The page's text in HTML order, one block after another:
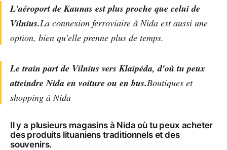
L'aéroport de Kaunas est plus proche que celui de
Vilnius.La connexion ferroviaire à Nida est aussi une
option, bien qu'elle prenne plus de temps.
Le train part de Vilnius vers Klaipėda, d'où tu peux
atteindre Nida en voiture ou en bus.Boutiques et
shopping à Nida
Il y a plusieurs magasins à Nida où tu peux acheter
des produits lituaniens traditionnels et des
souvenirs.